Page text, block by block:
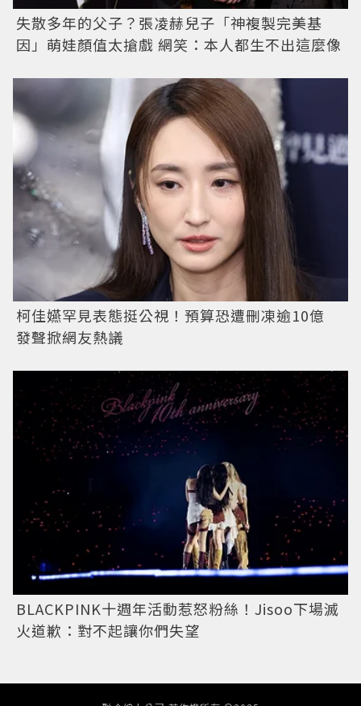
失散多年的父子？張凌赫兒子「神複製完美基
因」萌娃顏值太搶戲 網笑：本人都生不出這麼像
柯佳嬿罕見表態挺公視！預算恐遭刪凍逾10億
發聲掀網友熱議
BLACKPINK十週年活動惹怒粉絲！Jisoo下場滅
火道歉：對不起讓你們失望